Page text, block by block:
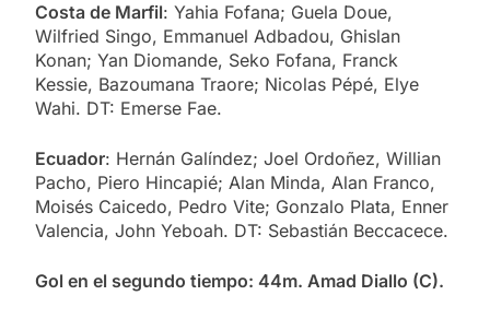
Costa de Marfil: Yahia Fofana; Guela Doue,
Wilfried Singo, Emmanuel Adbadou, Ghislan
Konan; Yan Diomande, Seko Fofana, Franck
Kessie, Bazoumana Traore; Nicolas Pépé, Elye
Wahi. DT: Emerse Fae.
Ecuador: Hernán Galíndez; Joel Ordoñez, Willian
Pacho, Piero Hincapié; Alan Minda, Alan Franco,
Moisés Caicedo, Pedro Vite; Gonzalo Plata, Enner
Valencia, John Yeboah. DT: Sebastián Beccacece.
Gol en el segundo tiempo: 44m. Amad Diallo (C).